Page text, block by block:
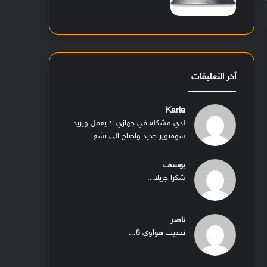
أخر التعليقات
Karla
لدي مشكله في جهازي لا يعمل ويريد
سوفتوير جديد واحتاج الى تشغ...
يوسف
شكرا جزيلا...
ناصر
تحديث هواوي 8...